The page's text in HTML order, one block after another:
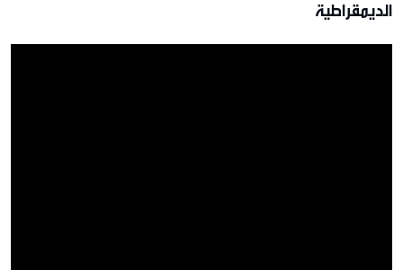
الديمقراطية